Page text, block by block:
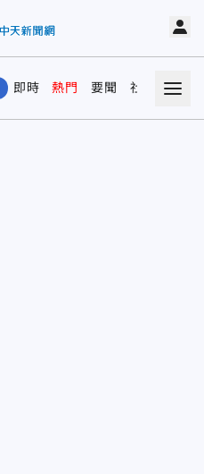
即時 熱門 要聞 社會 娛樂